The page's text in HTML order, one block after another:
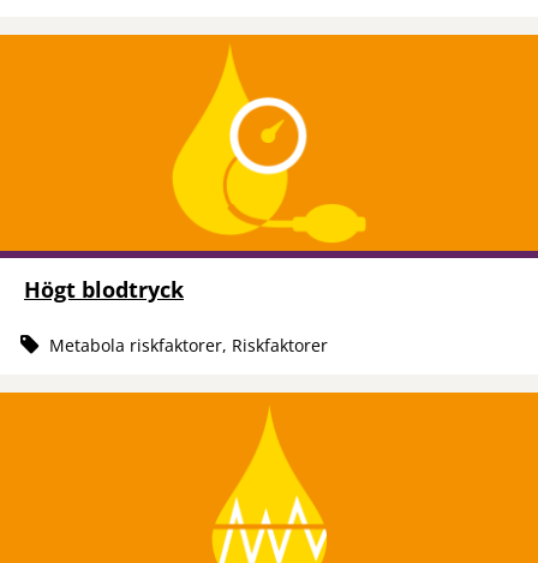
Högt blodtryck
Metabola riskfaktorer, Riskfaktorer